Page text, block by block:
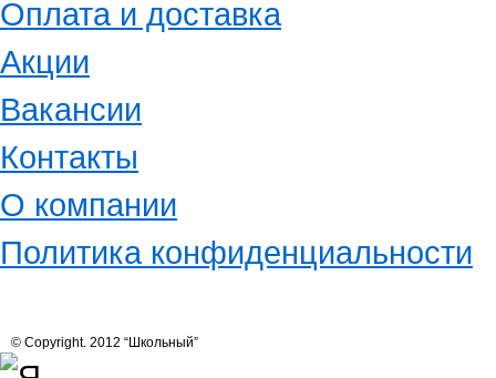
Оплата и доставка
Акции
Вакансии
Контакты
О компании
Политика конфиденциальности
© Copyright. 2012 “Школьный”